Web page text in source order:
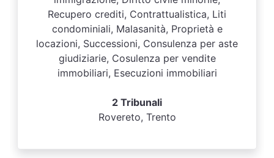
Recupero crediti, Contrattualistica, Liti
condominiali, Malasanità, Proprietà e
locazioni, Successioni, Consulenza per aste
giudiziarie, Cosulenza per vendite
immobiliari, Esecuzioni immobiliari
2 Tribunali
Rovereto, Trento